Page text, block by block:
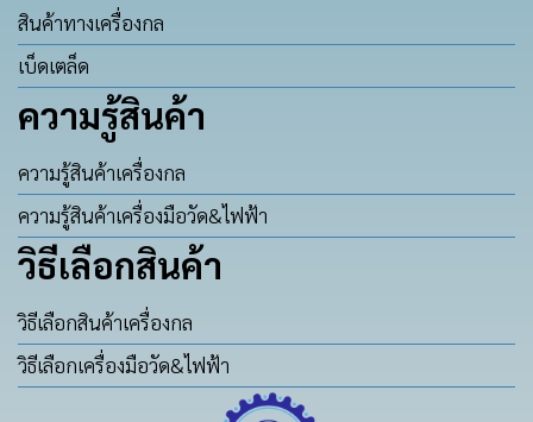
สินค้าทางเครื่องกล
เบ็ดเตล็ด
ความรู้สินค้า
ความรู้สินค้าเครื่องกล
ความรู้สินค้าเครื่องมือวัด&ไฟฟ้า
วิธีเลือกสินค้า
วิธีเลือกสินค้าเครื่องกล
วิธีเลือกเครื่องมือวัด&ไฟฟ้า